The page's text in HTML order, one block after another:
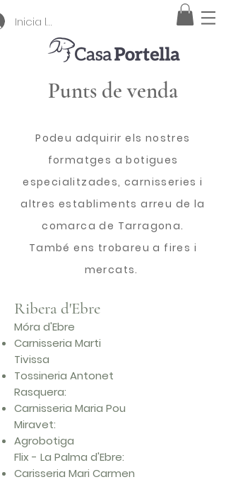
Inicia la sessió
Punts de venda
Podeu adquirir els nostres
formatges a botigues
especialitzades, carnisseries i
altres establiments arreu de la
comarca de Tarragona.
També ens trobareu a fires i
mercats.
Ribera d'Ebre
Móra d'Ebre
Carnisseria Marti
Tivissa
Tossineria Antonet
Rasquera:
Carnisseria Maria Pou
Miravet:
Agrobotiga
Flix - La Palma d'Ebre:
Carisseria Mari Carmen